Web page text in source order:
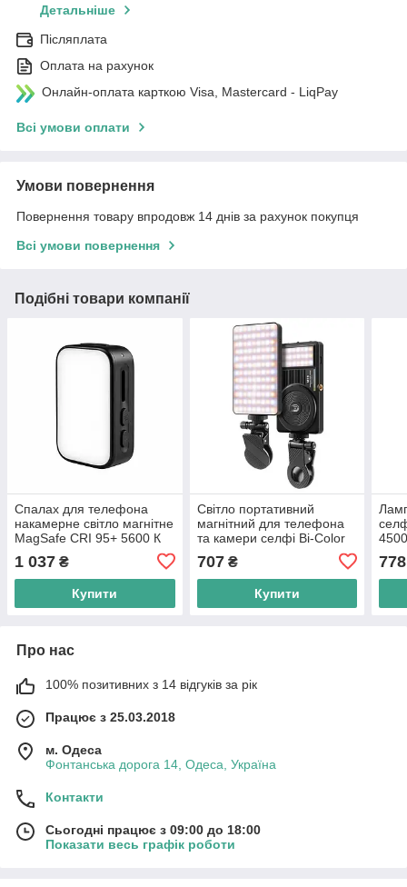
Детальніше
Післяплата
Оплата на рахунок
Онлайн-оплата карткою Visa, Mastercard - LiqPay
Всі умови оплати
Умови повернення
Повернення товару впродовж 14 днів за рахунок покупця
Всі умови повернення
Подібні товари компанії
Спалах для телефона
накамерне світло магнітне
MagSafe CRI 95+ 5600 К
1 037 ₴
Купити
Світло портативний
магнітний для телефона
та камери селфі Bi-Color
2500-9000 К AC Prof M19
707₴
Купити
778
Про нас
100% позитивних з 14 відгуків за рік
Працює з 25.03.2018
м. Одеса
Фонтанська дорога 14, Одеса, Україна
Контакти
Сьогодні працює з 09:00 до 18:00
Показати весь графік роботи